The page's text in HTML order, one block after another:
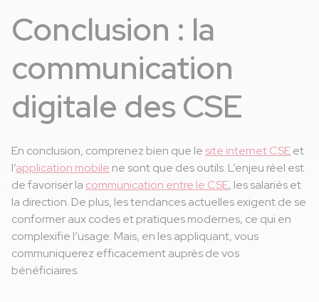
Conclusion : la
communication
digitale des CSE
En conclusion, comprenez bien que le site internet CSEet
l’application mobile ne sont que des outils. L’enjeu réel est
de favoriser la communication entre le CSE, les salariés et
la direction. De plus, les tendances actuelles exigent de se
conformer aux codes et pratiques modernes, ce qui en
complexifie l’usage. Mais, en les appliquant, vous
communiquerez efficacement auprès de vos
bénéficiaires.